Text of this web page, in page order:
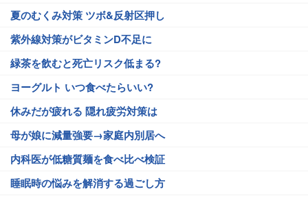
夏のむくみ対策 ツボ&反射区押し
紫外線対策がビタミンD不足に
緑茶を飲むと死亡リスク低まる?
ヨーグルト いつ食べたらいい?
休みだが疲れる 隠れ疲労対策は
母が娘に減量強要→家庭内別居へ
内科医が低糖質麺を食べ比べ検証
睡眠時の悩みを解消する過ごし方